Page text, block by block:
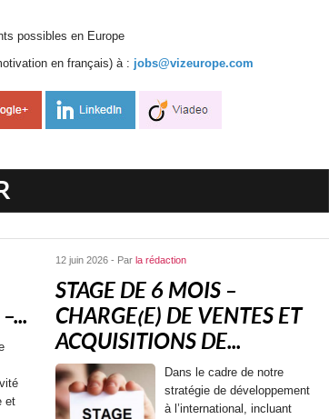
possibles en Europe
en français) à : jobs@vizeurope.com
et
12 juin 2026 - Par la rédaction
STAGE DE 6 MOIS –
CHARGE(E) DE VENTES ET
ACQUISITIONS DE...
Dans le cadre de notre
stratégie de développement
à l’international, incluant